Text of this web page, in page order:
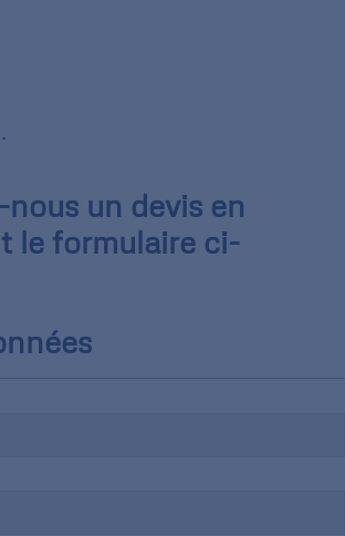
nous un devis en
le formulaire ci-